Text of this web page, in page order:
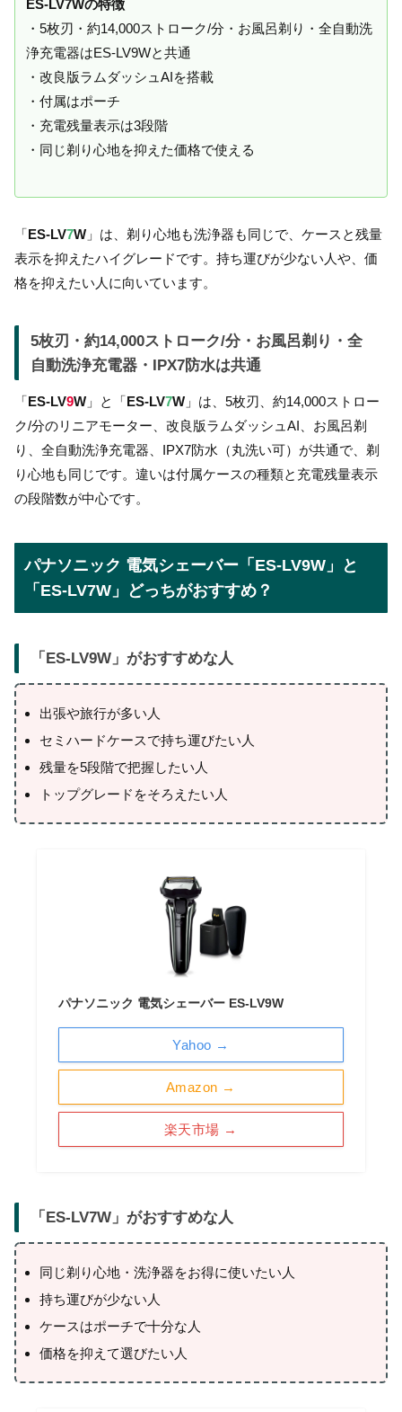
ES-LV7Wの特徴
・5枚刃・約14,000ストローク/分・お風呂剃り・全自動洗
浄充電器はES-LV9Wと共通
・改良版ラムダッシュAIを搭載
・付属はポーチ
・充電残量表示は3段階
・同じ剃り心地を抑えた価格で使える
「ES-LV7W 」は、剃り心地も洗浄器も同じで、ケースと残量
表示を抑えたハイグレードです。持ち運びが少ない人や、価
格を抑えたい人に向いています。
5枚刃・約14,000ストローク/分・お風呂剃り・全
自動洗浄充電器・IPX7防水は共通
「ES-LV9W 」と「ES-LV7W 」は、5枚刃、約14,000ストロー
ク/分のリニアモーター、改良版ラムダッシュAI、お風呂剃
り、全自動洗浄充電器、IPX7防水（丸洗い可）が共通で、剃
り心地も同じです。違いは付属ケースの種類と充電残量表示
の段階数が中心です。
パナソニック 電気シェーバー「ES-LV9W」と
「ES-LV7W」どっちがおすすめ？
「 ES-LV9W 」がおすすめな人
出張や旅行が多い人
セミハードケースで持ち運びたい人
残量を5段階で把握したい人
トップグレードをそろえたい人
パナソニック 電気シェーバー ES-LV9W
Amazon →
楽天市場 →
Yahoo →
「 ES-LV7W 」がおすすめな人
同じ剃り心地・洗浄器をお得に使いたい人
持ち運びが少ない人
ケースはポーチで十分な人
価格を抑えて選びたい人